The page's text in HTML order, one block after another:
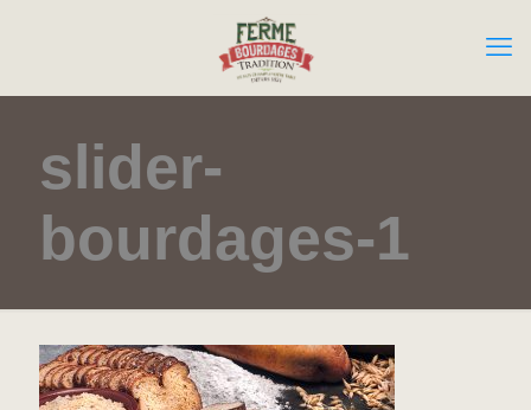
slider-
bourdages-1